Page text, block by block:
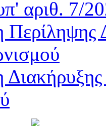
αριθ. 7/